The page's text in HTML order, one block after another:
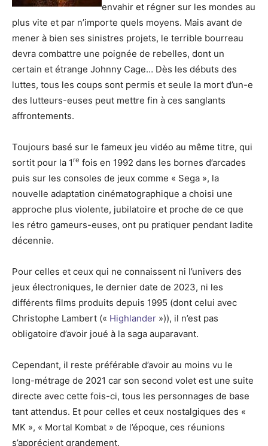
envahir et régner sur les mondes au
plus vite et par n’importe quels moyens. Mais avant de
mener à bien ses sinistres projets, le terrible bourreau
devra combattre une poignée de rebelles, dont un
certain et étrange Johnny Cage… Dès les débuts des
luttes, tous les coups sont permis et seule la mort d’un-e
des lutteurs-euses peut mettre fin à ces sanglants
affrontements.
Toujours basé sur le fameux jeu vidéo au même titre, qui
sortit pour la 1re fois en 1992 dans les bornes d’arcades
puis sur les consoles de jeux comme « Sega », la
nouvelle adaptation cinématographique a choisi une
approche plus violente, jubilatoire et proche de ce que
les rétro gameurs-euses, ont pu pratiquer pendant ladite
décennie.
Pour celles et ceux qui ne connaissent ni l’univers des
jeux électroniques, le dernier date de 2023, ni les
différents films produits depuis 1995 (dont celui avec
Christophe Lambert (« Highlander »)), il n’est pas
obligatoire d’avoir joué à la saga auparavant.
Cependant, il reste préférable d’avoir au moins vu le
long-métrage de 2021 car son second volet est une suite
directe avec cette fois-ci, tous les personnages de base
tant attendus. Et pour celles et ceux nostalgiques des «
MK », « Mortal Kombat » de l’époque, ces réunions
s’apprécient grandement.